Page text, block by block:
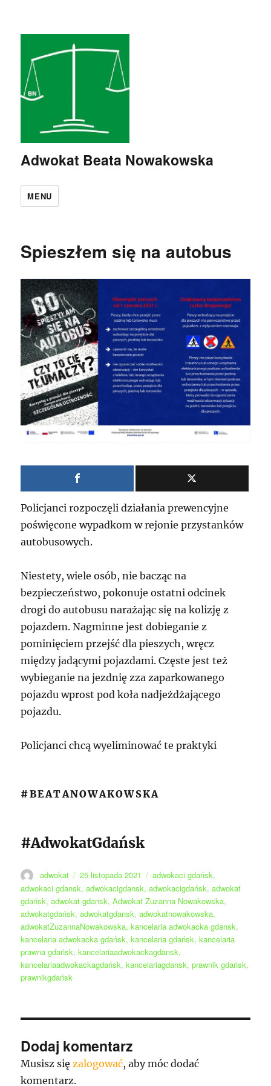
Adwokat Beata Nowakowska
MENU
Spieszłem się na autobus
Policjanci rozpoczęli działania prewencyjne
poświęcone wypadkom w rejonie przystanków
autobusowych.
Niestety, wiele osób, nie bacząc na
bezpieczeństwo, pokonuje ostatni odcinek
drogi do autobusu narażając się na kolizję z
pojazdem. Nagminne jest dobieganie z
pominięciem przejść dla pieszych, wręcz
między jadącymi pojazdami. Częste jest też
wybieganie na jezdnię zza zaparkowanego
pojazdu wprost pod koła nadjeżdżającego
pojazdu.
Policjanci chcą wyeliminować te praktyki
#BEATANOWAKOWSKA
#AdwokatGdańsk
Autor
adwokat
Data
publikacji
25 listopada 2021 Tagi
adwokaci gdańsk,
adwokaci gdansk,adwokacigdansk,adwokacigdańsk,adwokat
gdańsk,adwokat gdansk,Adwokat Zuzanna Nowakowska,
adwokatgdańsk,adwokatgdansk,adwokatnowakowska,
adwokatZuzannaNowakowska,kancelaria adwokacka gdansk,
kancelaria adwokacka gdańsk,kancelaria gdańsk,kancelaria
prawna gdańsk,kancelariaadwokackagdansk,
kancelariaadwokackagdańsk,kancelariagdansk,prawnik gdańsk,
prawnikgdańsk
Dodaj komentarz
Musisz sięzalogować, aby móc dodać
komentarz.